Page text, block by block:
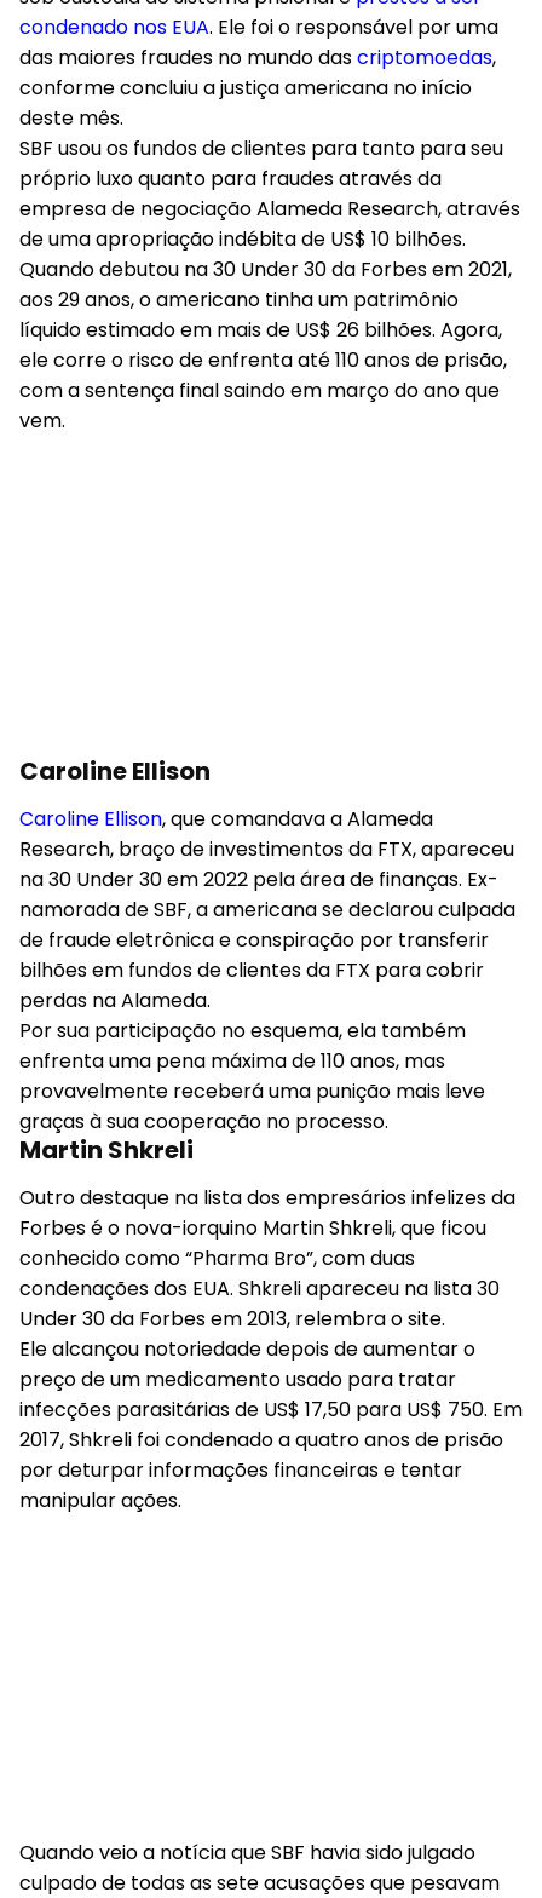
condenado nos EUA. Ele foi o responsável por uma
das maiores fraudes no mundo dascriptomoedas,
conforme concluiu a justiça americana no início
deste mês.
SBF usou os fundos de clientes para tanto para seu
próprio luxo quanto para fraudes através da
empresa de negociação Alameda Research, através
de uma apropriação indébita de US$ 10 bilhões.
Quando debutou na 30 Under 30 da Forbes em 2021,
aos 29 anos, o americano tinha um patrimônio
líquido estimado em mais de US$ 26 bilhões. Agora,
ele corre o risco de enfrenta até 110 anos de prisão,
com a sentença final saindo em março do ano que
vem.
Caroline Ellison
Caroline Ellison, que comandava a Alameda
Research, braço de investimentos da FTX, apareceu
na 30 Under 30 em 2022 pela área de finanças. Ex-
namorada de SBF, a americana se declarou culpada
de fraude eletrônica e conspiração por transferir
bilhões em fundos de clientes da FTX para cobrir
perdas na Alameda.
Por sua participação no esquema, ela também
enfrenta uma pena máxima de 110 anos, mas
provavelmente receberá uma punição mais leve
graças à sua cooperação no processo.
Martin Shkreli
Outro destaque na lista dos empresários infelizes da
Forbes é o nova-iorquino Martin Shkreli, que ficou
conhecido como “Pharma Bro”, com duas
condenações dos EUA. Shkreli apareceu na lista 30
Under 30 da Forbes em 2013, relembra o site.
Ele alcançou notoriedade depois de aumentar o
preço de um medicamento usado para tratar
infecções parasitárias de US$ 17,50 para US$ 750. Em
2017, Shkreli foi condenado a quatro anos de prisão
por deturpar informações financeiras e tentar
manipular ações.
Quando veio a notícia que SBF havia sido julgado
culpado de todas as sete acusações que pesavam